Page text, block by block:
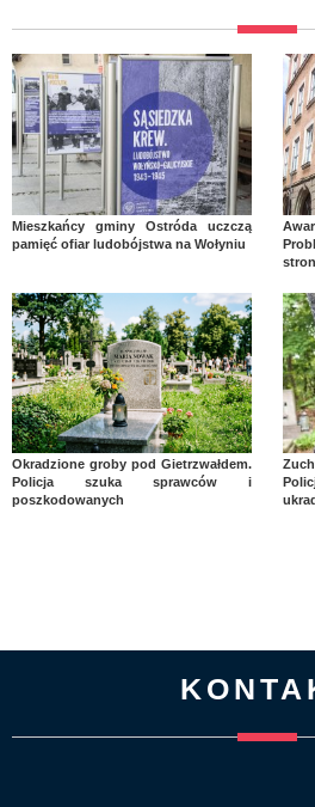
Mieszkańcy gminy Ostróda uczczą
pamięć ofiar ludobójstwa na Wołyniu
Okradzione groby pod Gietrzwałdem.
Policja szuka sprawców i
poszkodowanych